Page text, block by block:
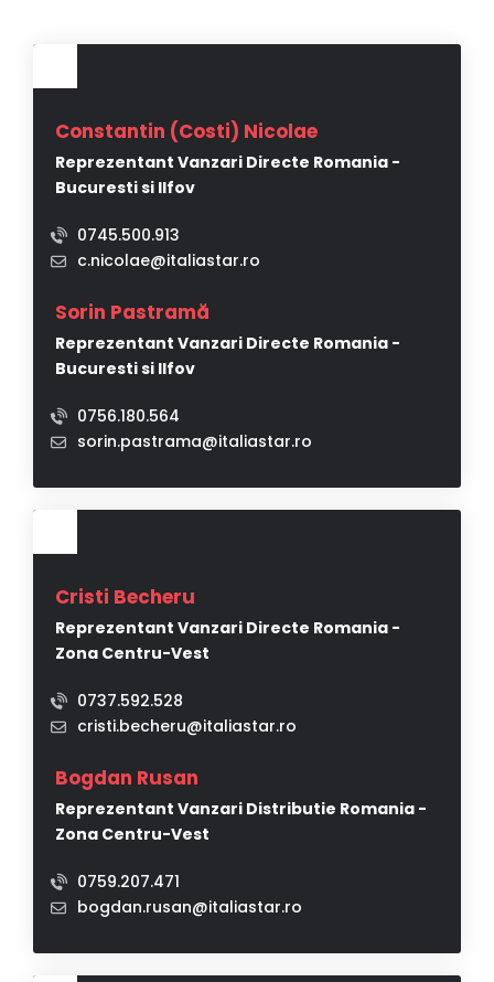
Constantin (Costi) Nicolae
Reprezentant Vanzari Directe Romania -
Bucuresti si Ilfov
0745.500.913
c.nicolae@italiastar.ro
Sorin Pastramă
Reprezentant Vanzari Directe Romania -
Bucuresti si Ilfov
0756.180.564
sorin.pastrama@italiastar.ro
Cristi Becheru
Reprezentant Vanzari Directe Romania -
Zona Centru-Vest
0737.592.528
cristi.becheru@italiastar.ro
Bogdan Rusan
Reprezentant Vanzari Distributie Romania -
Zona Centru-Vest
0759.207.471
bogdan.rusan@italiastar.ro